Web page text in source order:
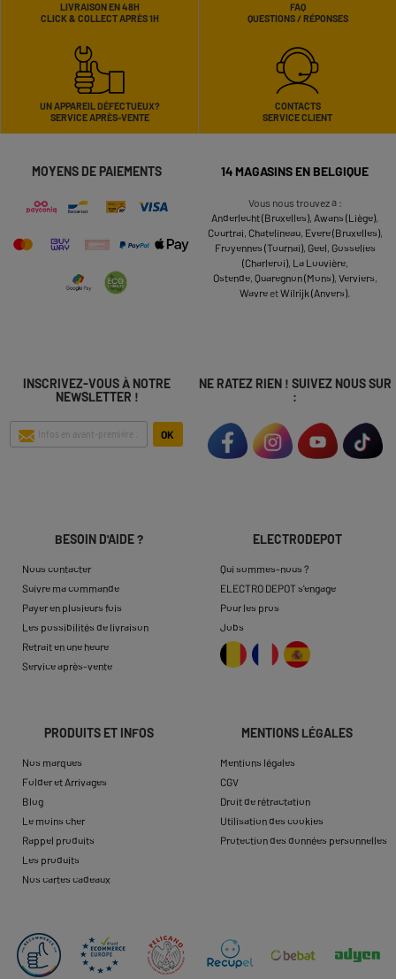
LIVRAISON EN 48H
CLICK & COLLECT APRÈS 1H
FAQ
QUESTIONS / RÉPONSES
UN APPAREIL DÉFECTUEUX?
SERVICE APRÈS-VENTE
CONTACTS
SERVICE CLIENT
MOYENS DE PAIEMENTS 14 MAGASINS EN BELGIQUE
Vous nous trouvez à :
Anderlecht (Bruxelles), Awans (Liège),
Courtrai, Chatelineau, Evere (Bruxelles),
Froyennes (Tournai), Geel, Gosselies
(Charleroi), La Louvière,
Ostende, Quaregnon (Mons), Verviers,
Wavre etWilrijk (Anvers).
INSCRIVEZ-VOUS À NOTRE
NEWSLETTER !
OK
NE RATEZ RIEN ! SUIVEZ NOUS SUR
:
BESOIN D'AIDE ?
Nous contacter
Suivre ma commande
Payer en plusieurs fois
Les possibilités de livraison
Retrait en une heure
Service après-vente
ELECTRODEPOT
Qui sommes-nous ?
ELECTRO DEPOT s'engage
Pour les pros
Jobs
PRODUITS ET INFOS
Nos marques
Folder et Arrivages
Blog
Le moins cher
Rappel produits
Les produits
Nos cartes cadeaux
MENTIONS LÉGALES
Mentions légales
CGV
Droit de rétractation
Utilisation des cookies
Protection des données personnelles